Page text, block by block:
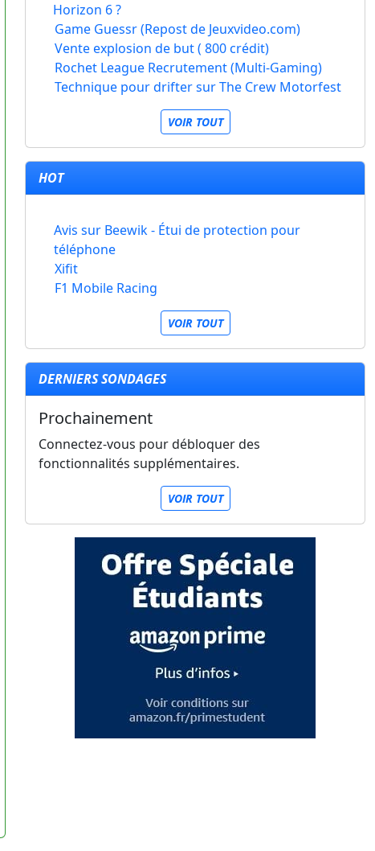
Horizon 6 ?
Game Guessr (Repost de Jeuxvideo.com)
Vente explosion de but ( 800 crédit)
Rochet League Recrutement (Multi-Gaming)
Technique pour drifter sur The Crew Motorfest
VOIR TOUT
HOT
Avis sur Beewik - Étui de protection pour
téléphone
Xifit
F1 Mobile Racing
VOIR TOUT
DERNIERS SONDAGES
Prochainement
Connectez-vous pour débloquer des
fonctionnalités supplémentaires.
VOIR TOUT